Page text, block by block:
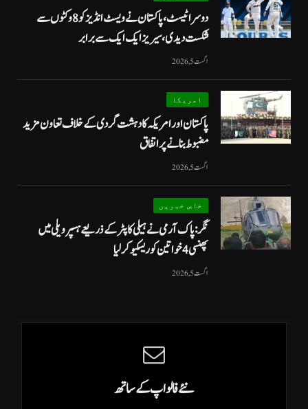
دوسرا ٹیسٹ، پاکستان نے ویسٹ انڈیز کو 8 وکٹوں سے
شکست دیدی، سیریز ایک ایک سے برابر
اگست 5, 2026
امریکا
پاکستان اور امریکہ کا دہشت گردی کے خلاف تعاون مزید
مضبوط بنانے پر اتفاق
اگست 5, 2026
خاص خبریں
نگر: پاک آرمی نے ہیلی کاپٹر کے ذریعے ہسپر ویلی میں
پھنسی 4 خواتین کو ریسکیو کرلیا
اگست 5, 2026
نئے فالو اپ کے ساتھ